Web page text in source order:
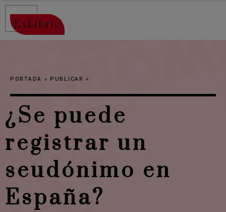
ExLibric
¿Se puede
registrar un
seudónimo en
España?
PORTADA »PUBLICAR »